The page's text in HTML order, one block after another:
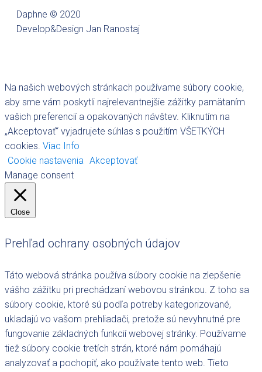
Daphne © 2020
Develop&Design Jan Ranostaj
Na našich webových stránkach používame súbory cookie,
aby sme vám poskytli najrelevantnejšie zážitky pamätaním
vašich preferencií a opakovaných návštev. Kliknutím na
„Akceptovať“ vyjadrujete súhlas s použitím VŠETKÝCH
cookies. Viac Info
Cookie nastavenia Akceptovať
Manage consent
Close
Prehľad ochrany osobných údajov
Táto webová stránka používa súbory cookie na zlepšenie
vášho zážitku pri prechádzaní webovou stránkou. Z toho sa
súbory cookie, ktoré sú podľa potreby kategorizované,
ukladajú vo vašom prehliadači, pretože sú nevyhnutné pre
fungovanie základných funkcií webovej stránky. Používame
tiež súbory cookie tretích strán, ktoré nám pomáhajú
analyzovať a pochopiť, ako používate tento web. Tieto